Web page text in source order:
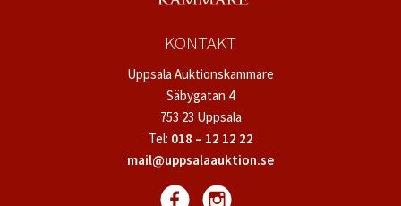
KONTAKT
Uppsala Auktionskammare
Säbygatan 4
753 23 Uppsala
Tel: 018 – 12 12 22
mail@uppsalaauktion.se